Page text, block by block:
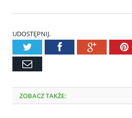
UDOSTĘPNIJ.
TwitterFacebookGoogle+
Email
ZOBACZ TAKŻE: